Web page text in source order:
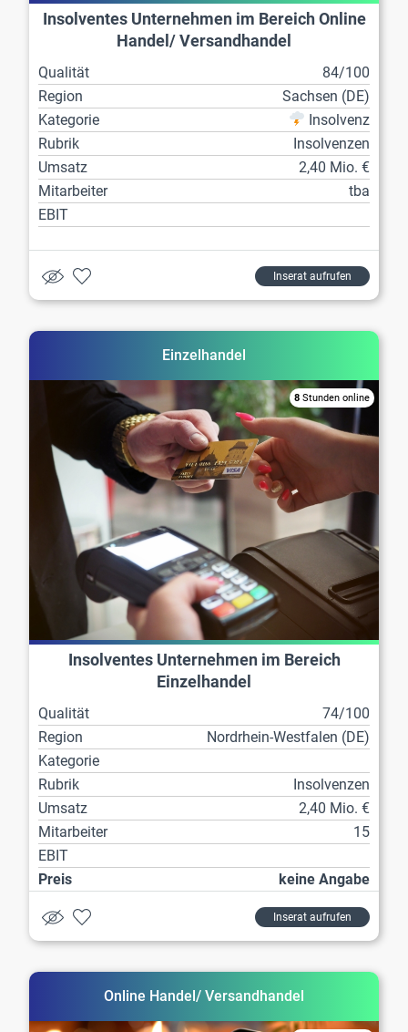
Insolventes Unternehmen im Bereich Online
Handel/ Versandhandel
Qualität
84/100
Region
Sachsen (DE)
Kategorie
Insolvenz
Rubrik
Insolvenzen
Umsatz
2,40 Mio. €
Mitarbeiter
tba
EBIT
Inserat aufrufen
Einzelhandel
8 Stunden online
Insolventes Unternehmen im Bereich
Einzelhandel
Qualität
74/100
Region
Nordrhein-Westfalen (DE)
Kategorie
Rubrik
Insolvenzen
Umsatz
2,40 Mio. €
Mitarbeiter
15
EBIT
Preis
keine Angabe
Inserat aufrufen
Online Handel/ Versandhandel